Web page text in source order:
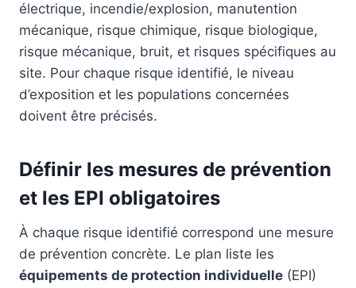
électrique, incendie/explosion, manutention
mécanique, risque chimique, risque biologique,
risque mécanique, bruit, et risques spécifiques au
site. Pour chaque risque identifié, le niveau
d’exposition et les populations concernées
doivent être précisés.
Définir les mesures de prévention
et les EPI obligatoires
À chaque risque identifié correspond une mesure
de prévention concrète. Le plan liste les
équipements de protection individuelle (EPI)